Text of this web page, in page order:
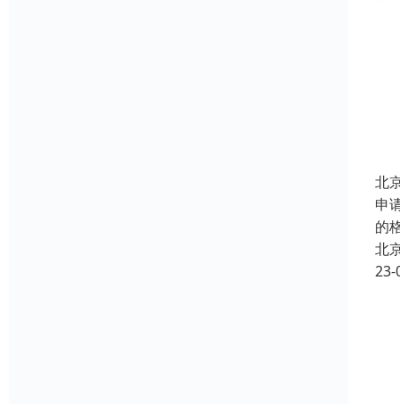
北
申
的
北
23-